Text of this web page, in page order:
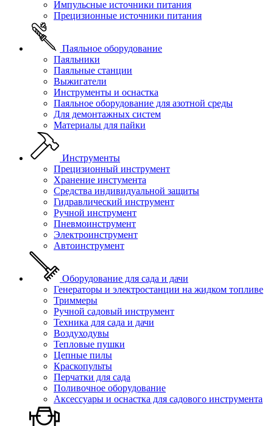
Импульсные источники питания
Прецизионные источники питания
Паяльное оборудование
Паяльники
Паяльные станции
Выжигатели
Инструменты и оснастка
Паяльное оборудование для азотной среды
Для демонтажных систем
Материалы для пайки
Инструменты
Прецизионный инструмент
Хранение инстумента
Средства индивидуальной защиты
Гидравлический инструмент
Ручной инструмент
Пневмоинструмент
Электроинструмент
Автоинструмент
Оборудование для сада и дачи
Генераторы и электростанции на жидком топливе
Триммеры
Ручной садовый инструмент
Техника для сада и дачи
Воздуходувы
Тепловые пушки
Цепные пилы
Краскопульты
Перчатки для сада
Поливочное оборудование
Аксессуары и оснастка для садового инструмента